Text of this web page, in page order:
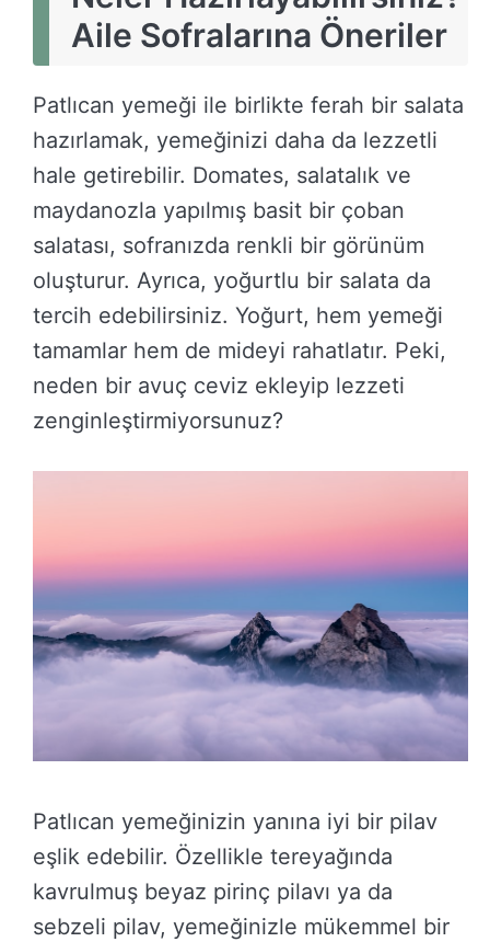
Aile Sofralarına Öneriler
Patlıcan yemeği ile birlikte ferah bir salata
hazırlamak, yemeğinizi daha da lezzetli
hale getirebilir. Domates, salatalık ve
maydanozla yapılmış basit bir çoban
salatası, sofranızda renkli bir görünüm
oluşturur. Ayrıca, yoğurtlu bir salata da
tercih edebilirsiniz. Yoğurt, hem yemeği
tamamlar hem de mideyi rahatlatır. Peki,
neden bir avuç ceviz ekleyip lezzeti
zenginleştirmiyorsunuz?
Patlıcan yemeğinizin yanına iyi bir pilav
eşlik edebilir. Özellikle tereyağında
kavrulmuş beyaz pirinç pilavı ya da
sebzeli pilav, yemeğinizle mükemmel bir